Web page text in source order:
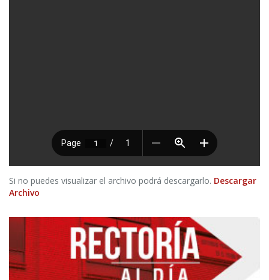
Si no puedes visualizar el archivo podrá descargarlo. Descargar
Archivo